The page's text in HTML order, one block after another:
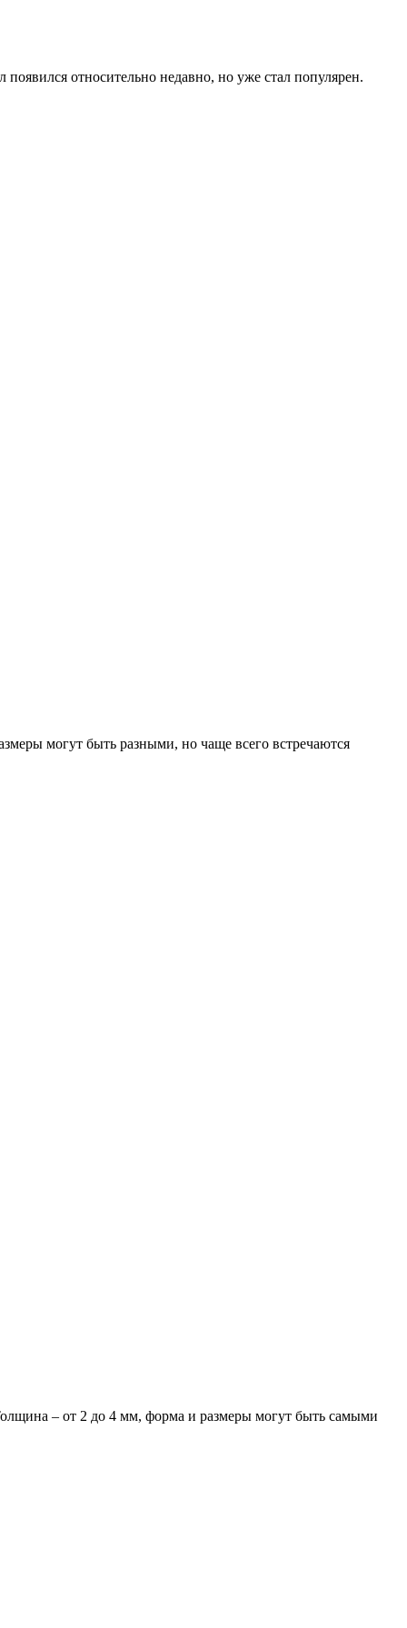
относительно недавно, но уже стал популярен.
могут быть разными, но чаще всего встречаются
– от 2 до 4 мм, форма и размеры могут быть самыми